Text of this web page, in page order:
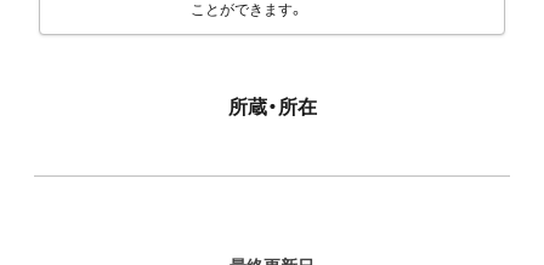
ことができます。
所蔵・所在